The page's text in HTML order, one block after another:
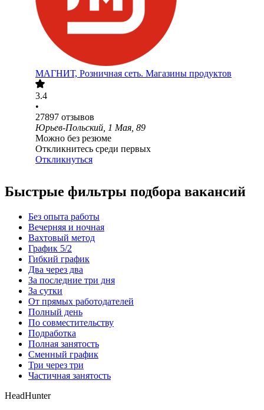
МАГНИТ, Розничная сеть. Магазины продуктов
3.4
•
27897 отзывов
Юрьев-Польский, 1 Мая, 89
Можно без резюме
Откликнитесь среди первых
Откликнуться
Быстрые фильтры подбора вакансий
Без опыта работы
Вечерняя и ночная
Вахтовый метод
График 5/2
Гибкий график
Два через два
За последние три дня
За сутки
От прямых работодателей
Полный день
По совместительству
Подработка
Полная занятость
Сменный график
Три через три
Частичная занятость
HeadHunter